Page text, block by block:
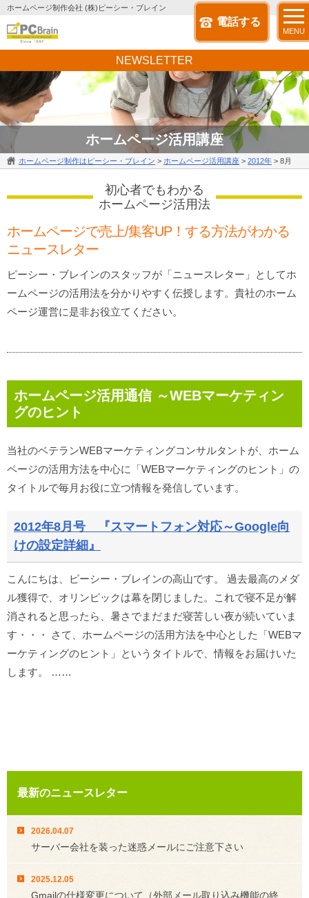
ホームページ制作会社 (株)ピーシー・ブレイン
電話する
MENU
ホームページ活用講座
NEWSLETTER
ホームページ制作はピーシー・ブレイン > ホームページ活用講座 > 2012年 > 8月
初心者でもわかる
ホームページ活用法
ホームページで売上/集客UP！する方法がわかる
ニュースレター
ピーシー・ブレインのスタッフが「ニュースレター」としてホ
ームページの活用法を分かりやすく伝授します。貴社のホーム
ページ運営に是非お役立てください。
ホームページ活用通信 ～WEBマーケティン
グのヒント
当社のベテランWEBマーケティングコンサルタントが、ホーム
ページの活用方法を中心に「WEBマーケティングのヒント」の
タイトルで毎月お役に立つ情報を発信しています。
2012年8月号 『スマートフォン対応～Google向
けの設定詳細』
こんにちは、ピーシー・ブレインの高山です。 過去最高のメダ
ル獲得で、オリンピックは幕を閉じました。これで寝不足が解
消されると思ったら、暑さでまだまだ寝苦しい夜が続いていま
す・・・ さて、ホームページの活用方法を中心とした「WEBマ
ーケティングのヒント」というタイトルで、情報をお届けいた
します。 ……
最新のニュースレター
2026.04.07
サーバー会社を装った迷惑メールにご注意下さい
2025.12.05
Gmailの仕様変更について（外部メール取り込み機能の終